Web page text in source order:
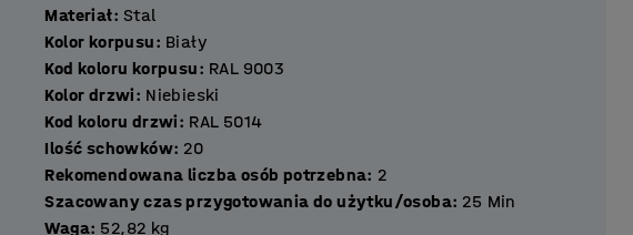
Materiał: Stal
Kolor korpusu: Biały
Kod koloru korpusu: RAL 9003
Kolor drzwi: Niebieski
Kod koloru drzwi: RAL 5014
Ilość schowków: 20
Rekomendowana liczba osób potrzebna: 2
Szacowany czas przygotowania do użytku/osoba: 25 Min
Waga: 52,82 kg